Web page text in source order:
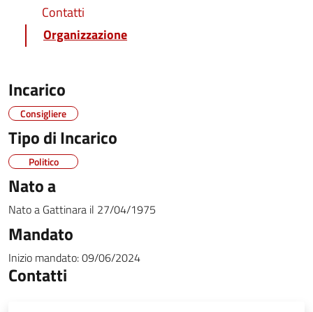
Contatti
Organizzazione
Incarico
Consigliere
Tipo di Incarico
Politico
Nato a
Nato a Gattinara il 27/04/1975
Mandato
Inizio mandato:09/06/2024
Contatti